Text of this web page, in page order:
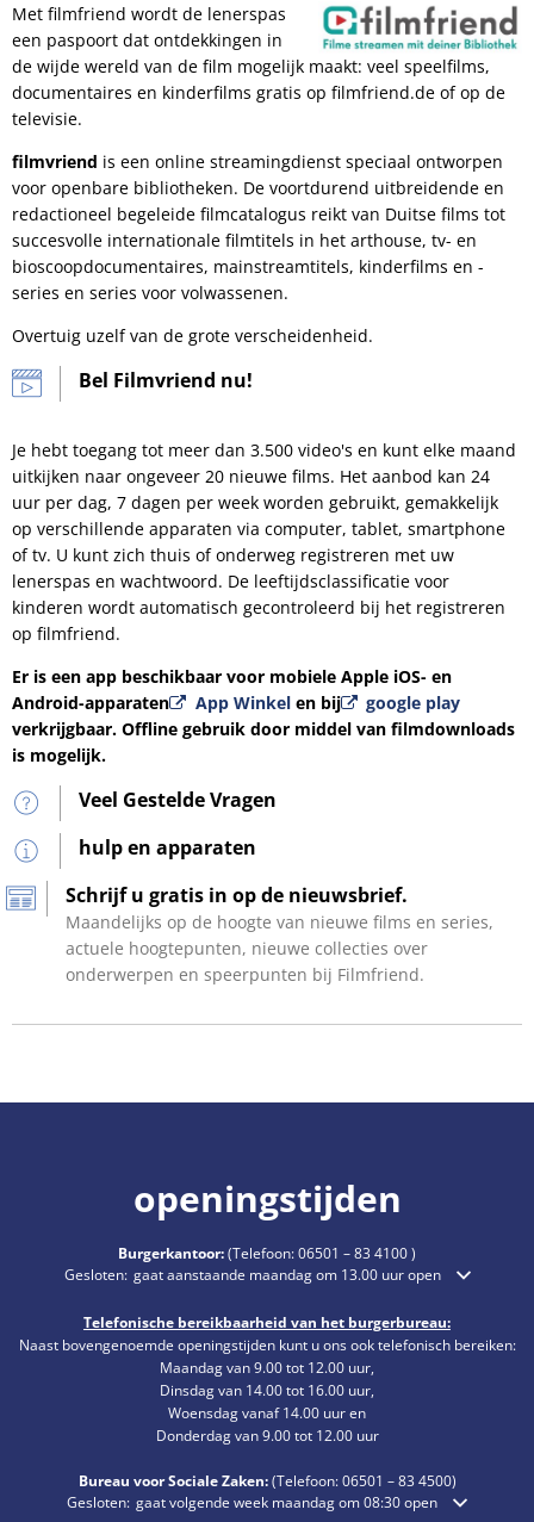
Met filmfriend wordt de lenerspas
een paspoort dat ontdekkingen in
de wijde wereld van de film mogelijk maakt: veel speelfilms,
documentaires en kinderfilms gratis op filmfriend.de of op de
televisie.
filmvriend is een online streamingdienst speciaal ontworpen
voor openbare bibliotheken. De voortdurend uitbreidende en
redactioneel begeleide filmcatalogus reikt van Duitse films tot
succesvolle internationale filmtitels in het arthouse, tv- en
bioscoopdocumentaires, mainstreamtitels, kinderfilms en -
series en series voor volwassenen.
Overtuig uzelf van de grote verscheidenheid.
Bel Filmvriend nu!
Je hebt toegang tot meer dan 3.500 video's en kunt elke maand
uitkijken naar ongeveer 20 nieuwe films. Het aanbod kan 24
uur per dag, 7 dagen per week worden gebruikt, gemakkelijk
op verschillende apparaten via computer, tablet, smartphone
of tv. U kunt zich thuis of onderweg registreren met uw
lenerspas en wachtwoord. De leeftijdsclassificatie voor
kinderen wordt automatisch gecontroleerd bij het registreren
op filmfriend.
Er is een app beschikbaar voor mobiele Apple iOS- en
Android-apparaten
App Winkelen bij
google play
verkrijgbaar. Offline gebruik door middel van filmdownloads
is mogelijk.
Veel Gestelde Vragen
hulp en apparaten
Schrijf u gratis in op de nieuwsbrief.
Maandelijks op de hoogte van nieuwe films en series,
actuele hoogtepunten, nieuwe collecties over
onderwerpen en speerpunten bij Filmfriend.
openingstijden
Burgerkantoor:(Telefoon:06501 – 83 4100)
Klik om extra openings- of sluitingstijden te verbergen
Gesloten: gaat aanstaande maandag om 13.00 uur open
Telefonische bereikbaarheid van het burgerbureau:
Naast bovengenoemde openingstijden kunt u ons ook telefonisch bereiken:
Maandag van 9.00 tot 12.00 uur,
Dinsdag van 14.00 tot 16.00 uur,
Woensdag vanaf 14.00 uur en
Donderdag van 9.00 tot 12.00 uur
Bureau voor Sociale Zaken:(Telefoon:06501 – 834500)
Klik om extra openings- of sluitingstijden te verbergen
Gesloten: gaat volgende week maandag om 08:30 open